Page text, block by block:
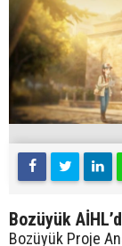
Bozüyük
Bozüyük Proje